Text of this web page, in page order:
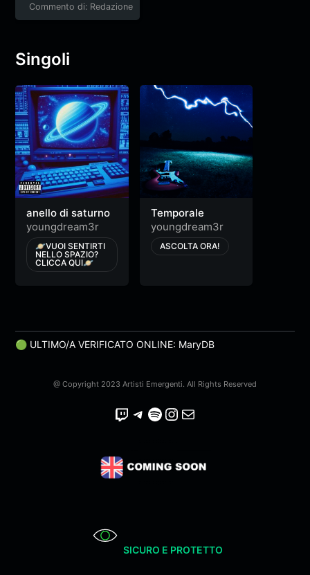
Commento di: Redazione
Singoli
anello di saturno
youngdream3r
🪐VUOI SENTIRTI
NELLO SPAZIO?
CLICCA QUI🪐
Temporale
youngdream3r
ASCOLTA ORA!
🟢 ULTIMO/A VERIFICATO ONLINE: MaryDB
@ Copyright 2023 Artisti Emergenti. All Rights Reserved
Twitch Telegram Spotify Instagram Email
SICURO E PROTETTO